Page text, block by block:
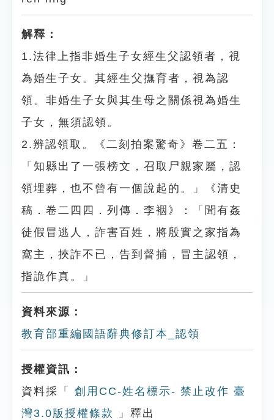
解釋：
1.法律上指非婚生子女經生父認領者，視
為婚生子女。其經生父撫育者，視為認
領。非婚生子女與其生母之關係視為婚生
子女，無須認領。
2.辨認領取。《二刻拍案驚奇》卷二五：
「知縣出了一張榜文，召取尸親家屬，認
領埋葬，也不曾有一個說起的。」《清史
稿．卷二四四．列傳．李裀》：「聞有姦
徒假冒逃人，詐害百姓，將殷實之家指為
窩主，挾詐不已，告到督捕，冒主認領，
指詭作真。」
資料來源：
教育部重編國語辭典修訂本_認領
授權資訊：
資料採「
創用CC-姓名標示- 禁止改作 臺
灣3.0版授權條款
」釋出